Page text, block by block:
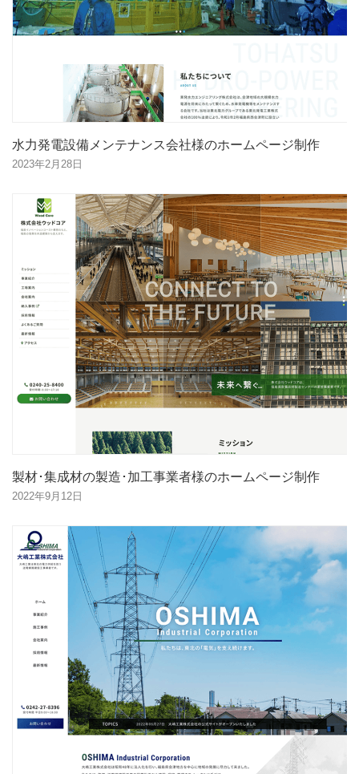
水力発電設備メンテナンス会社様のホームページ制作
2023年2月28日
製材･集成材の製造･加工事業者様のホームページ制作
2022年9月12日